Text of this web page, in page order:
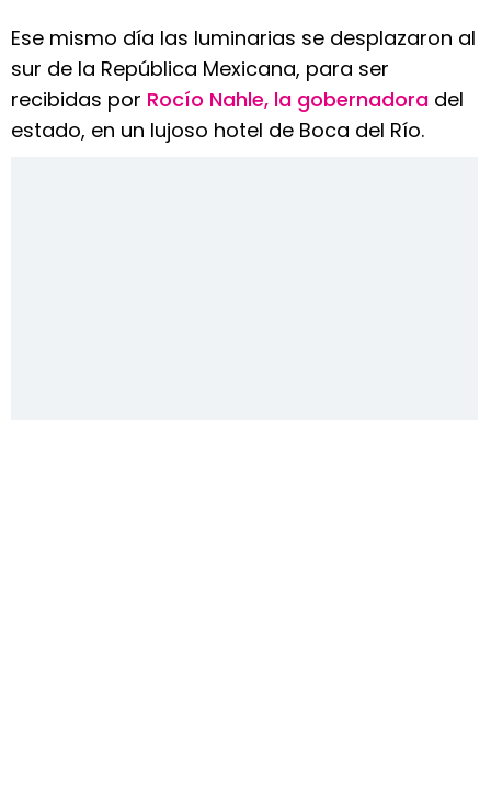
Ese mismo día las luminarias se desplazaron al
sur de la República Mexicana, para ser
recibidas por Rocío Nahle, la gobernadora del
estado, en un lujoso hotel de Boca del Río.